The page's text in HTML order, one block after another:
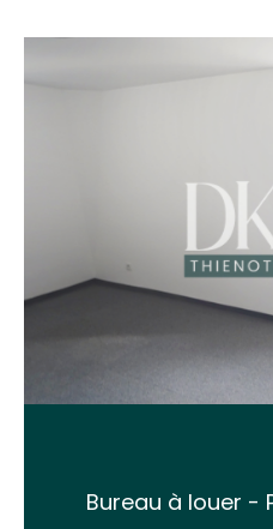
Bureau à louer -